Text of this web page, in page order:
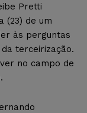
Pretti
(23) de um
às perguntas
terceirização.
no campo de